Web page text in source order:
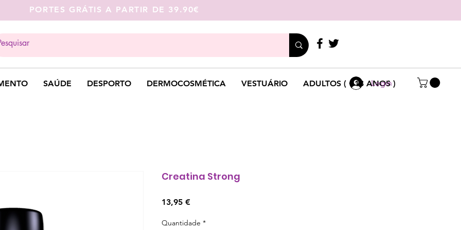
SAÚDE DESPORTO DERMOCOSMÉTICA VESTUÁRIO ADULTOS ( +18 ANOS )
Login
PORTES GRÁTIS A PARTIR DE 39.90€
Creatina Strong
13,95 €Preço
Quantidade *